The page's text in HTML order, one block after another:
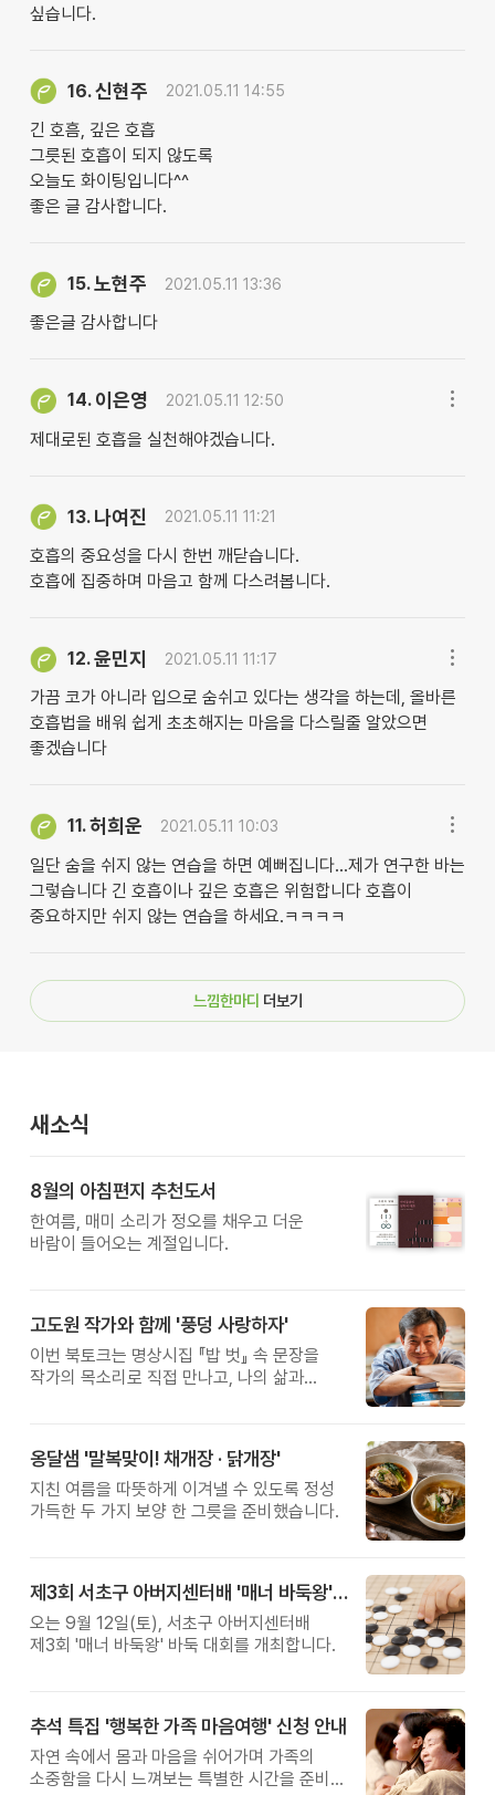
싶습니다.
16.신현주 2021.05.11 14:55
긴 호흠, 깊은 호흡
그릇된 호흡이 되지 않도록
오늘도 화이팅입니다^^
좋은 글 감사합니다.
15.노현주 2021.05.11 13:36
좋은글 감사합니다
14. 이은영 2021.05.11 12:50
제대로된 호흡을 실천해야겠습니다.
13. 나여진 2021.05.11 11:21
호흡의 중요성을 다시 한번 깨닫습니다.
호흡에 집중하며 마음고 함께 다스려봅니다.
12.윤민지 2021.05.11 11:17
가끔 코가 아니라 입으로 숨쉬고 있다는 생각을 하는데, 올바른
호흡법을 배워 쉽게 초초해지는 마음을 다스릴줄 알았으면
좋겠습니다
11.허희운 2021.05.11 10:03
일단 숨을 쉬지 않는 연습을 하면 예뻐집니다...제가 연구한 바는
그렇습니다 긴 호흡이나 깊은 호흡은 위험합니다 호흡이
중요하지만 쉬지 않는 연습을 하세요.ㅋㅋㅋㅋ
느낌한마디 더보기
새소식
8월의 아침편지 추천도서
한여름, 매미 소리가 정오를 채우고 더운
바람이 들어오는 계절입니다.
고도원 작가와 함께 '풍덩 사랑하자'
이번 북토크는 명상시집 『밥 벗』 속 문장을
작가의 목소리로 직접 만나고, 나의 삶과
옹달샘 '말복맞이! 채개장 · 닭개장'
지친 여름을 따뜻하게 이겨낼 수 있도록 정성
가득한 두 가지 보양 한 그릇을 준비했습니다.
제3회 서초구 아버지센터배 '매너 바둑왕' 대회
오는 9월 12일(토), 서초구 아버지센터배
제3회 '매너 바둑왕' 바둑 대회를 개최합니다.
추석 특집 '행복한 가족 마음여행' 신청 안내
자연 속에서 몸과 마음을 쉬어가며 가족의
소중함을 다시 느껴보는 특별한 시간을 준비해